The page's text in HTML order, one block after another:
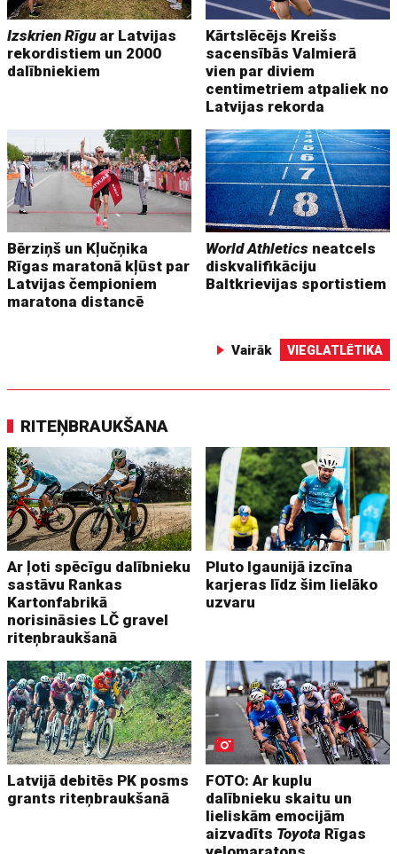
Izskrien Rīguar Latvijas
rekordistiem un 2000
dalībniekiem
Kārtslēcējs Kreišs
sacensībās Valmierā
vien par diviem
centimetriem atpaliek no
Latvijas rekorda
Bērziņš un Kļučņika
Rīgas maratonā kļūst par
Latvijas čempioniem
maratona distancē
World Athletics neatcels
diskvalifikāciju
Baltkrievijas sportistiem
Vairāk VIEGLATLĒTIKA
RITEŅBRAUKŠANA
Ar ļoti spēcīgu dalībnieku
sastāvu Rankas
Kartonfabrikā
norisināsies LČ gravel
riteņbraukšanā
Pluto Igaunijā izcīna
karjeras līdz šim lielāko
uzvaru
Latvijā debitēs PK posms
grants riteņbraukšanā
FOTO: Ar kuplu
dalībnieku skaitu un
lieliskām emocijām
aizvadīts Toyota Rīgas